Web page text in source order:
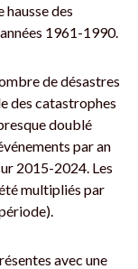
hausse des
1961-1990.
de désastres
des catastrophes
doublé
par an
2015-2024. Les
multipliés par
avec une